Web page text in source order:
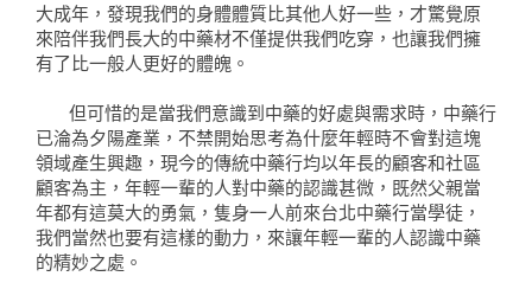
大成年，發現我們的身體體質比其他人好一些，才驚覺原
來陪伴我們長大的中藥材不僅提供我們吃穿，也讓我們擁
有了比一般人更好的體魄。
但可惜的是當我們意識到中藥的好處與需求時，中藥行
已淪為夕陽產業，不禁開始思考為什麼年輕時不會對這塊
領域產生興趣，現今的傳統中藥行均以年長的顧客和社區
顧客為主，年輕一輩的人對中藥的認識甚微，既然父親當
年都有這莫大的勇氣，隻身一人前來台北中藥行當學徒，
我們當然也要有這樣的動力，來讓年輕一輩的人認識中藥
的精妙之處。